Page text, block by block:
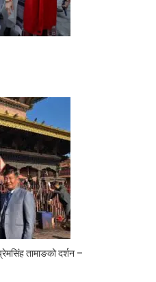
तामाङको दर्शन –